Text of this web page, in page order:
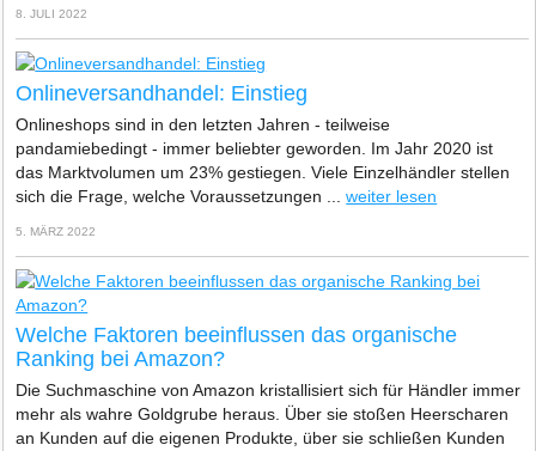
8. JULI 2022
Onlineversandhandel: Einstieg
Onlineshops sind in den letzten Jahren - teilweise
pandamiebedingt - immer beliebter geworden. Im Jahr 2020 ist
das Marktvolumen um 23% gestiegen. Viele Einzelhändler stellen
sich die Frage, welche Voraussetzungen ...weiter lesen
5. MÄRZ 2022
Welche Faktoren beeinflussen das organische
Ranking bei Amazon?
Die Suchmaschine von Amazon kristallisiert sich für Händler immer
mehr als wahre Goldgrube heraus. Über sie stoßen Heerscharen
an Kunden auf die eigenen Produkte, über sie schließen Kunden